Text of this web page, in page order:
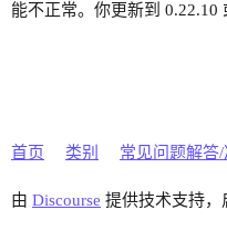
能不正常。你更新到 0.22.10
首页 类别 常见问题解答/
由 Discourse 提供技术支持，